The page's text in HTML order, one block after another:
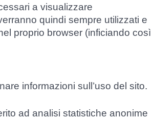
a visualizzare
quindi sempre utilizzati e
proprio browser (inficiando così
informazioni sull’uso del sito.
ad analisi statistiche anonime